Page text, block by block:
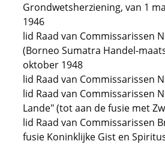
Grondwetsherziening, van 1
1946
lid Raad van Commissarissen
(Borneo Sumatra Handel-
oktober 1948
lid Raad van Commissarissen
lid Raad van Commissarissen
Lande" (tot aan de fusie met
lid Raad van Commissarissen
fusie Koninklijke Gist en